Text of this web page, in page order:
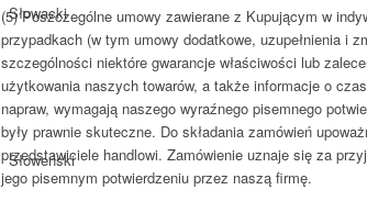
Słowacki
Słoweński
(5) Poszczególne umowy zawierane z Kupującym w
przypadkach (w tym umowy dodatkowe, uzupełnienia i
szczególności niektóre gwarancje właściwości lub
użytkowania naszych towarów, a także informacje o
napraw, wymagają naszego wyraźnego pisemnego
były prawnie skuteczne. Do składania zamówień
przedstawiciele handlowi. Zamówienie uznaje się za
jego pisemnym potwierdzeniu przez naszą firmę.